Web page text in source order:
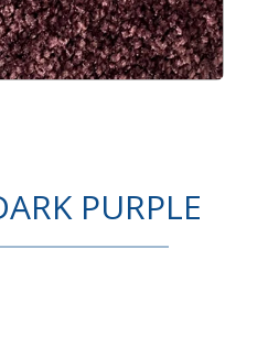
PURPLE